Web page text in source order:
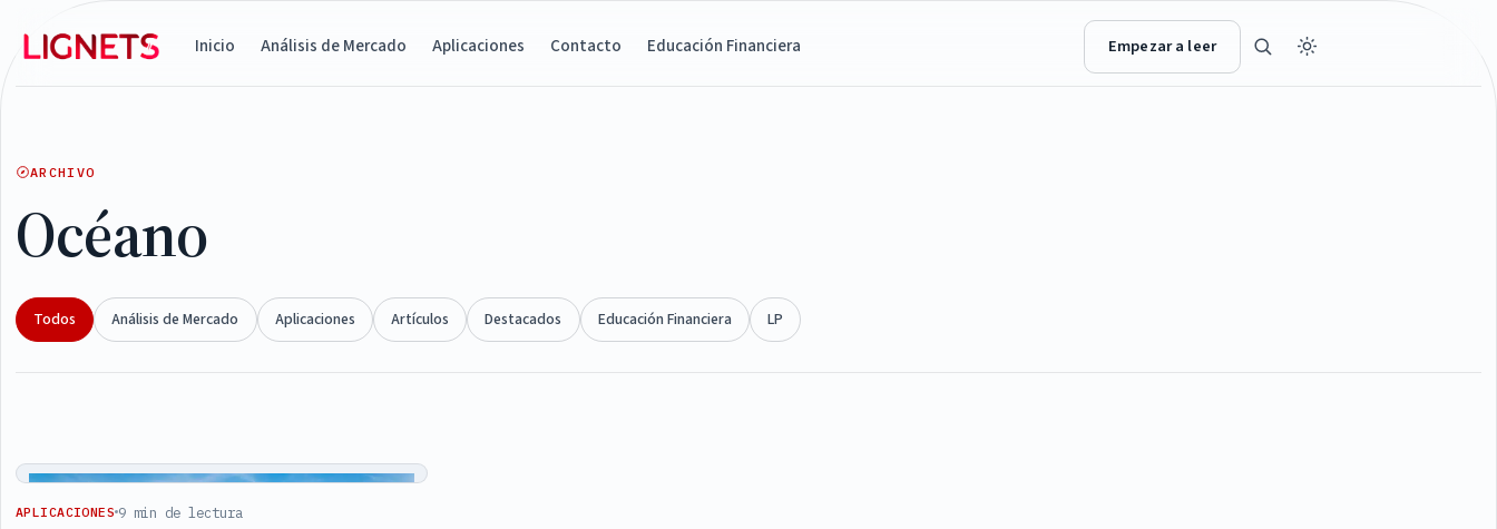
Inicio Análisis de Mercado Aplicaciones Contacto Educación Financiera Empezar a leer
ARCHIVO
Océano
Todos Análisis de Mercado Aplicaciones Artículos Destacados Educación Financiera LP
Articles
APLICACIONES 9 min de lectura